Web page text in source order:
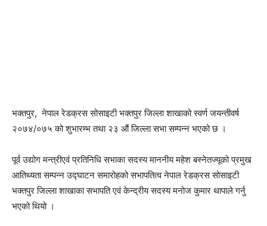
भक्तपुर, नेपाल रेडक्रस सोसाइटी भक्तपुर जिल्ला शाखाको स्वर्ण जयन्तीवर्ष
२०७४/०७५ को शुभारम्भ तथा २३ औं जिल्ला सभा सम्पन्न भएको छ ।
पूर्व उद्योग मन्त्रीएवं प्रतिनिधि सभाका सदस्य माननीय महेश बस्नेतज्यूको प्रमुख
आतिथ्यता सम्पन्न उद्घाटन समारोहको सभापतित्व नेपाल रेडक्रस सोसाइटी
भक्तपुर जिल्ला शाखाका सभापति एवं केन्द्रीय सदस्य मनोज कुमार थापाले गर्नु
भएको थियो ।